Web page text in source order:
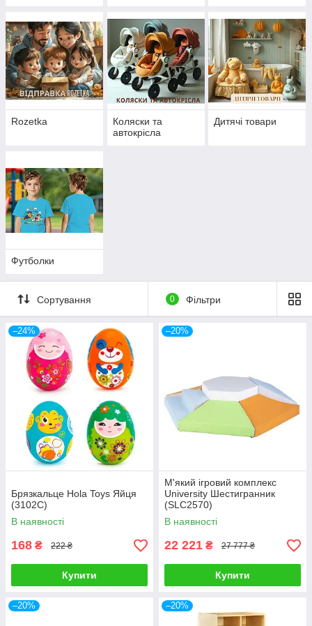
Rozetka
Коляски та
автокрісла
Дитячі товари
Футболки
Сортування 0 Фільтри
–24%
Брязкальце Hola Toys Яйця
(3102C)
В наявності
168 ₴ 222 ₴
Купити
–20%
М'який ігровий комплекс
University Шестигранник
(SLC2570)
В наявності
22 221 ₴ 27 777 ₴
Купити
–20% –20%